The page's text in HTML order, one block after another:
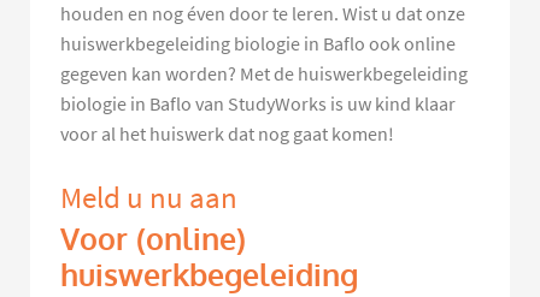
houden en nog éven door te leren. Wist u dat onze
huiswerkbegeleiding biologie in Baflo ook online
gegeven kan worden? Met de huiswerkbegeleiding
biologie in Baflo van StudyWorks is uw kind klaar
voor al het huiswerk dat nog gaat komen!
Meld u nu aan
Voor (online)
huiswerkbegeleiding